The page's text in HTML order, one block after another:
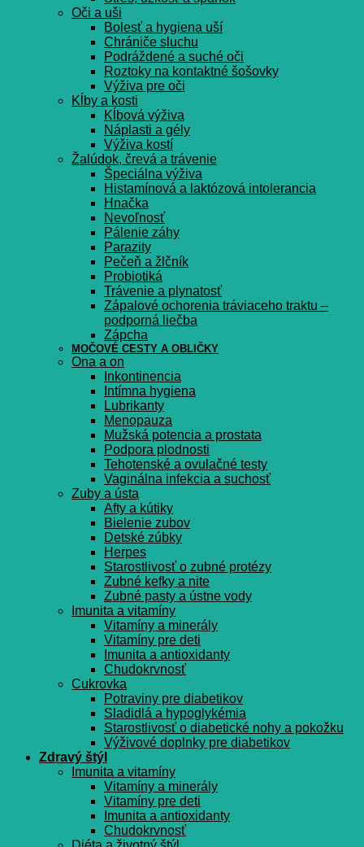
Oči a uši
Bolesť a hygiena uší
Chrániče sluchu
Podráždené a suché oči
Roztoky na kontaktné šošovky
Výživa pre oči
Kĺby a kosti
Kĺbová výživa
Náplasti a gély
Výživa kostí
Žalúdok, črevá a trávenie
Špeciálna výživa
Histamínová a laktózová intolerancia
Hnačka
Nevoľnosť
Pálenie záhy
Parazity
Pečeň a žlčník
Probiotiká
Trávenie a plynatosť
Zápalové ochorenia tráviaceho traktu –
podporná liečba
Zápcha
MOČOVÉ CESTY A OBLIČKY
Ona a on
Inkontinencia
Intímna hygiena
Lubrikanty
Menopauza
Mužská potencia a prostata
Podpora plodnosti
Tehotenské a ovulačné testy
Vaginálna infekcia a suchosť
Zuby a ústa
Afty a kútiky
Bielenie zubov
Detské zúbky
Herpes
Starostlivosť o zubné protézy
Zubné kefky a nite
Zubné pasty a ústne vody
Imunita a vitamíny
Vitamíny a minerály
Vitamíny pre deti
Imunita a antioxidanty
Chudokrvnosť
Cukrovka
Potraviny pre diabetikov
Sladidlá a hypoglykémia
Starostlivosť o diabetické nohy a pokožku
Výživové doplnky pre diabetikov
Zdravý štýl
Imunita a vitamíny
Vitamíny a minerály
Vitamíny pre deti
Imunita a antioxidanty
Chudokrvnosť